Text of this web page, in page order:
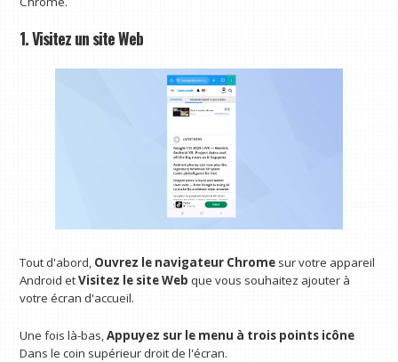
1. Visitez un site Web
Tout d'abord, Ouvrez le navigateur Chrome sur votre appareil
Android etVisitez le site Web que vous souhaitez ajouter à
votre écran d'accueil.
Une fois là-bas,Appuyez sur le menu à trois points icône
Dans le coin supérieur droit de l'écran.